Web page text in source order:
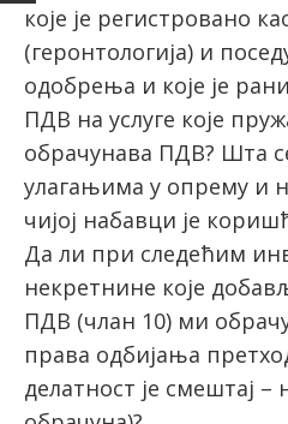
које је регистровано
(геронтологија) и
одобрења и које је
ПДВ на услуге које
обрачунава ПДВ? Шта
улагањима у опрему и
чијој набавци је
Да ли при следећим
некретнине које
ПДВ (члан 10) ми
права одбијања
делатност је смештај